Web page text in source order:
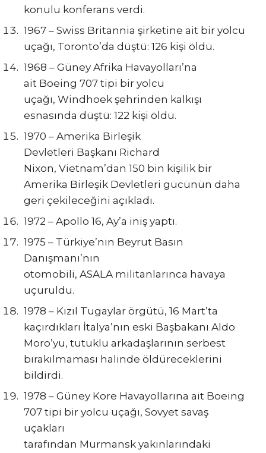
konulu konferans verdi.
1967 – Swiss Britannia şirketine ait bir yolcu
uçağı, Toronto’da düştü: 126 kişi öldü.
1968 – Güney Afrika Havayolları’na
ait Boeing 707 tipi bir yolcu
uçağı, Windhoek şehrinden kalkışı
esnasında düştü: 122 kişi öldü.
1970 – Amerika Birleşik
Devletleri Başkanı Richard
Nixon, Vietnam’dan 150 bin kişilik bir
Amerika Birleşik Devletleri gücünün daha
geri çekileceğini açıkladı.
1972 – Apollo 16, Ay’a iniş yaptı.
1975 – Türkiye’nin Beyrut Basın
Danışmanı’nın
otomobili, ASALA militanlarınca havaya
uçuruldu.
1978 – Kızıl Tugaylar örgütü, 16 Mart’ta
kaçırdıkları İtalya’nın eski Başbakanı Aldo
Moro’yu, tutuklu arkadaşlarının serbest
bırakılmaması halinde öldüreceklerini
bildirdi.
1978 – Güney Kore Havayollarına ait Boeing
707 tipi bir yolcu uçağı, Sovyet savaş
uçakları
tarafından Murmansk yakınlarındaki